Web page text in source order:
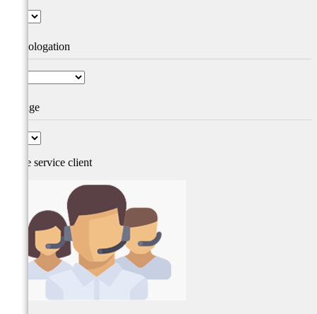
Homologation
Voltage
Notre service client